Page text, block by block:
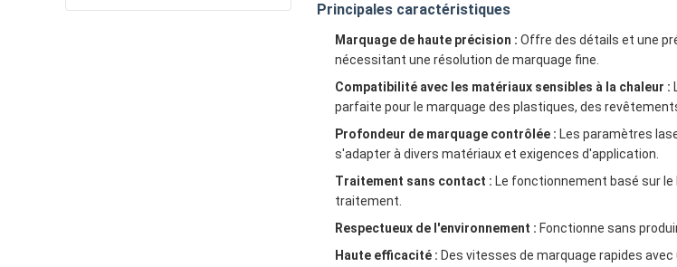
Principales caractéristiques
Marquage de haute précision : Offre des détails et une
nécessitant une résolution de marquage fine.
Compatibilité avec les matériaux sensibles à la chaleur :
parfaite pour le marquage des plastiques, des
Profondeur de marquage contrôlée : Les paramètres
s'adapter à divers matériaux et exigences d'application.
Traitement sans contact : Le fonctionnement basé sur
traitement.
Respectueux de l'environnement : Fonctionne sans
Haute efficacité : Des vitesses de marquage rapides